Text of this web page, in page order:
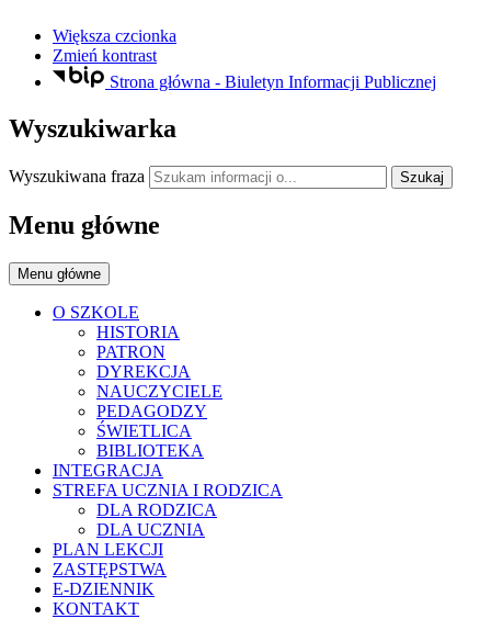
Większa czcionka
Zmień kontrast
Strona główna - Biuletyn Informacji Publicznej
Wyszukiwarka
Wyszukiwana fraza Szukaj
Menu główne
Menu główne
O SZKOLE
HISTORIA
PATRON
DYREKCJA
NAUCZYCIELE
PEDAGODZY
ŚWIETLICA
BIBLIOTEKA
INTEGRACJA
STREFA UCZNIA I RODZICA
DLA RODZICA
DLA UCZNIA
PLAN LEKCJI
ZASTĘPSTWA
E-DZIENNIK
KONTAKT